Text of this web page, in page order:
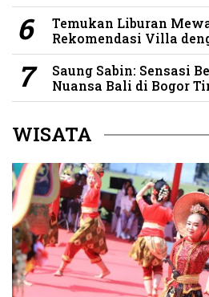
Temukan Liburan
Rekomendasi Villa
Saung Sabin: Sensasi
Nuansa Bali di Bogor
WISATA